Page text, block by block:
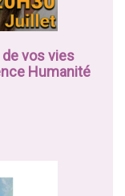
vos vies
Humanité